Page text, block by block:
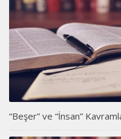
“Beşer” ve “İnsan”